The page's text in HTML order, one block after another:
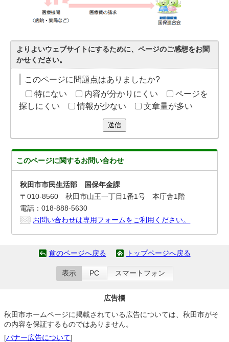
よりよいウェブサイトにするために、ページのご感想をお聞
かせください。
このページに問題点はありましたか?
特にない
内容が分かりにくい
ページを
探しにくい
情報が少ない 文章量が多い
送信
このページに関するお問い合わせ
秋田市市民生活部 国保年金課
〒010-8560 秋田市山王一丁目1番1号 本庁舎1階
電話：018-888-5630
お問い合わせは専用フォームをご利用ください。
前のページへ戻る トップページへ戻る
表示 PC スマートフォン
広告欄
秋田市ホームページに掲載されている広告については、秋田市がそ
の内容を保証するものではありません。
[バナー広告について]